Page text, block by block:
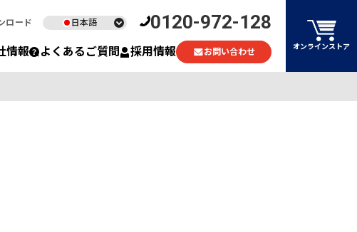
情報 よくあるご質問 採用情報 お問い合わせ
ロード 0120-972-128
日本語
ไทย
オンラインストア